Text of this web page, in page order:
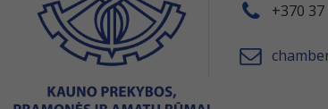
+370